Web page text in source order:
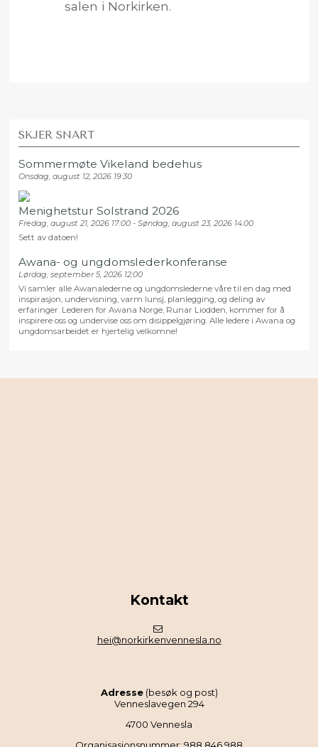
salen i Norkirken.
SKJER SNART
Sommermøte Vikeland bedehus
Onsdag, august 12, 2026 19:30
Menighetstur Solstrand 2026
Fredag, august 21, 2026 17:00 - Søndag, august 23, 2026 14:00
Sett av datoen!
Awana- og ungdomslederkonferanse
Lørdag, september 5, 2026 12:00
Vi samler alle Awanalederne og ungdomslederne våre til en dag med
inspirasjon, undervisning, varm lunsj, planlegging, og deling av
erfaringer. Lederen for Awana Norge, Runar Liodden, kommer for å
inspirere oss og undervise oss om disippelgjøring. Alle ledere i Awana og
ungdomsarbeidet er hjertelig velkomne!
Kontakt
hei@norkirkenvennesla.no
Adresse(besøk og post)
Venneslavegen 294
4700 Vennesla
Organisasjonsnummer: 988 846 988